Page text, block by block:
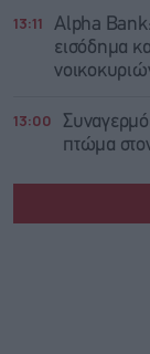
13:11
Alpha Bank:
εισόδημα
13:00
πτώμα